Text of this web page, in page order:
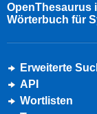
OpenThesaurus
Wörterbuch für
Erweiterte
API
Wortlisten